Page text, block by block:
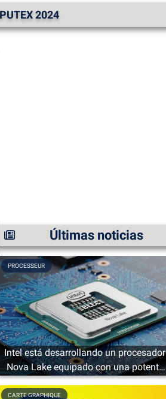
2024
Últimas noticias
Intel está desarrollando un procesador
Nova Lake equipado con una potente
solución gráfica
PROCESSEUR
CARTE GRAPHIQUE